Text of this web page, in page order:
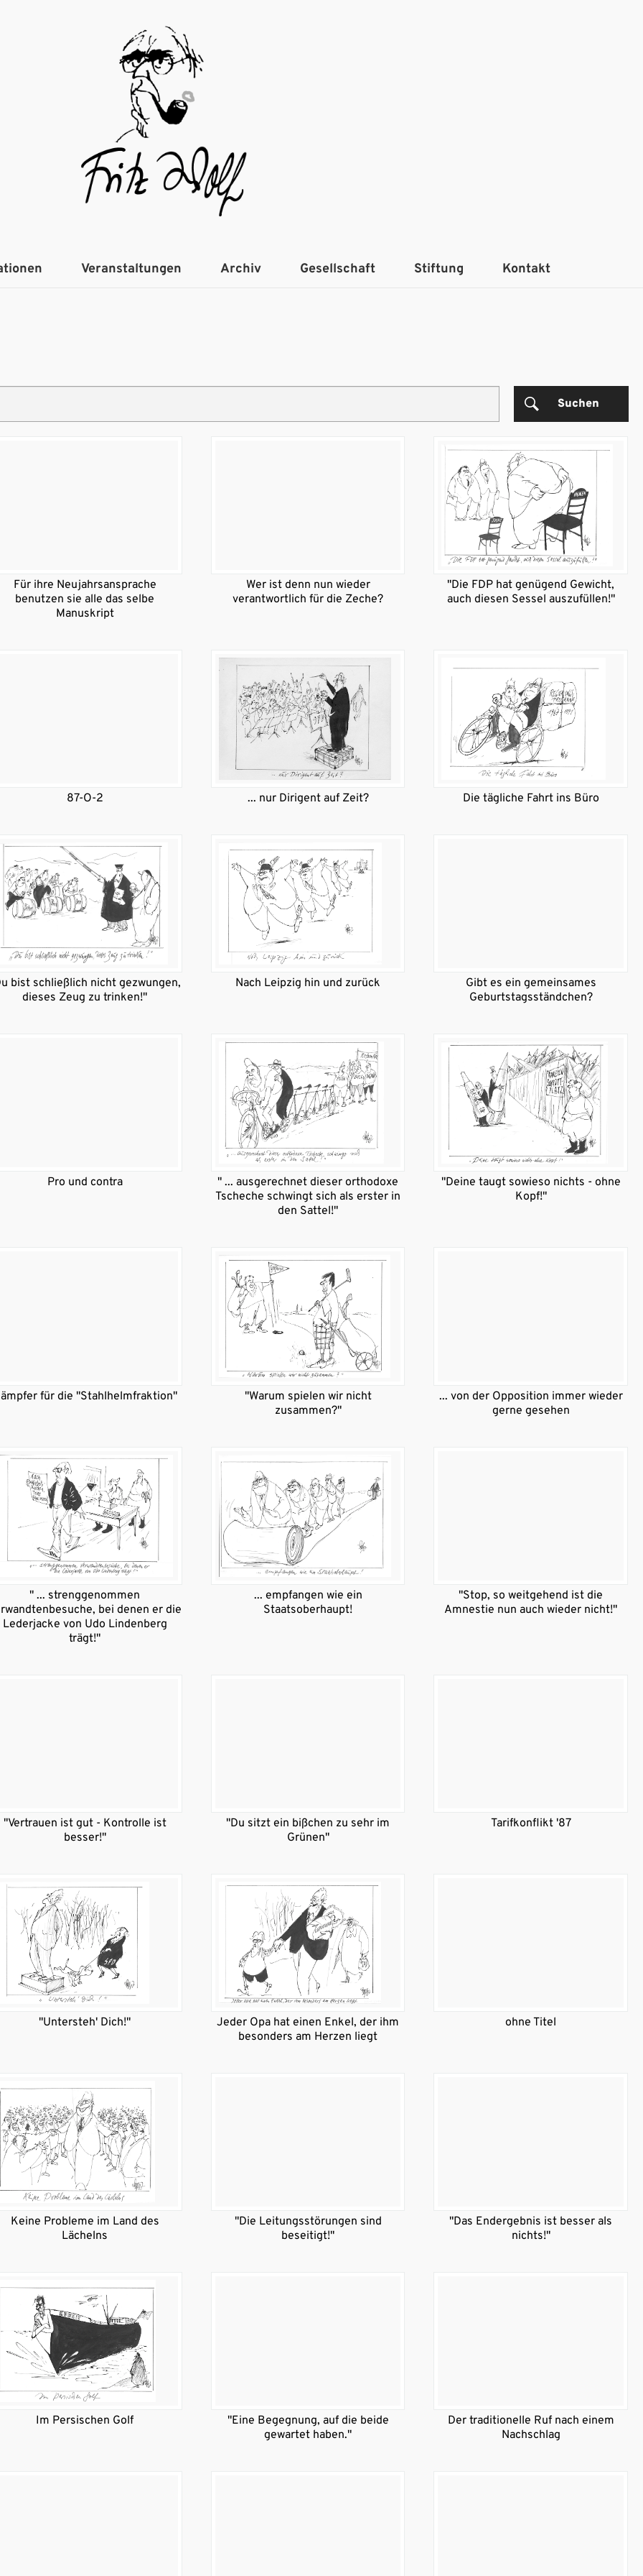
Veranstaltungen Archiv Gesellschaft Stiftung Kontakt
Suchen
Für ihre Neujahrsansprache
benutzen sie alle das selbe
Manuskript
Wer ist denn nun wieder
verantwortlich für die Zeche?
"Die FDP hat genügend Gewicht,
auch diesen Sessel auszufüllen!"
87-O-2 ... nur Dirigent auf Zeit? Die tägliche Fahrt ins Büro
bist schließlich nicht gezwungen,
dieses Zeug zu trinken!"
Nach Leipzig hin und zurück
Gibt es ein gemeinsames
Geburtstagsständchen?
Pro und contra
" ... ausgerechnet dieser orthodoxe
Tscheche schwingt sich als erster in
den Sattel!"
"Deine taugt sowieso nichts - ohne
Kopf!"
für die "Stahlhelmfraktion"
"Warum spielen wir nicht
zusammen?"
... von der Opposition immer wieder
gerne gesehen
" ... strenggenommen
bei denen er die
Lederjacke von Udo Lindenberg
trägt!"
... empfangen wie ein
Staatsoberhaupt!
"Stop, so weitgehend ist die
Amnestie nun auch wieder nicht!"
"Vertrauen ist gut - Kontrolle ist
besser!"
"Du sitzt ein bißchen zu sehr im
Grünen"
Tarifkonflikt '87
"Untersteh' Dich!"
Jeder Opa hat einen Enkel, der ihm
besonders am Herzen liegt
ohne Titel
Keine Probleme im Land des
Lächelns
"Die Leitungsstörungen sind
beseitigt!"
"Das Endergebnis ist besser als
nichts!"
Im Persischen Golf
"Eine Begegnung, auf die beide
gewartet haben."
Der traditionelle Ruf nach einem
Nachschlag